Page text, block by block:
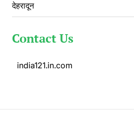
देहरादून
Contact Us
india121.in.com